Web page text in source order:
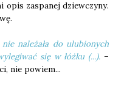
opis zaspanej dziewczyny.
należała do ulubionych
się w łóżku (...). –
nie powiem...